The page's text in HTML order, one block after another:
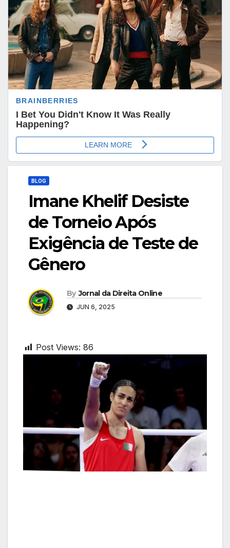
BLOG
Imane Khelif Desiste
de Torneio Após
Exigência de Teste de
Gênero
By Jornal da Direita Online
JUN 6, 2025
Post Views: 86